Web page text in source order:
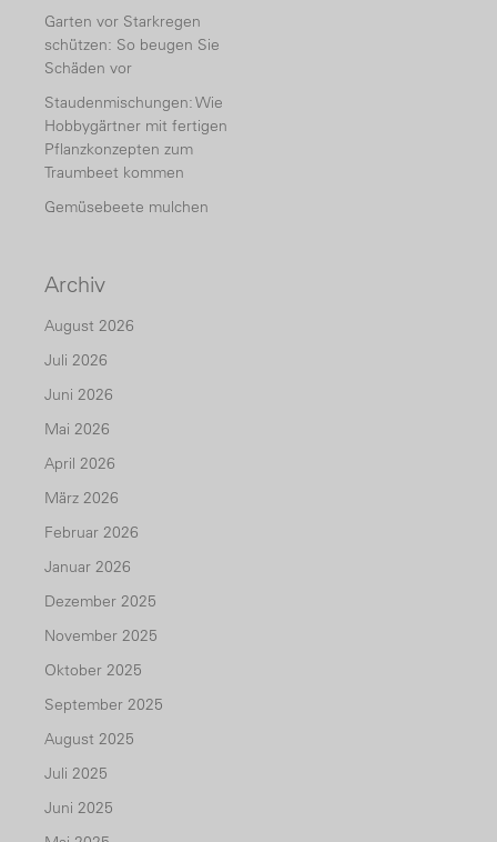
Garten vor Starkregen
schützen: So beugen Sie
Schäden vor
Staudenmischungen: Wie
Hobbygärtner mit fertigen
Pflanzkonzepten zum
Traumbeet kommen
Gemüsebeete mulchen
Archiv
August 2026
Juli 2026
Juni 2026
Mai 2026
April 2026
März 2026
Februar 2026
Januar 2026
Dezember 2025
November 2025
Oktober 2025
September 2025
August 2025
Juli 2025
Juni 2025